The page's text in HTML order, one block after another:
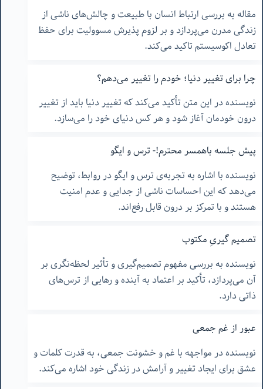
مقاله به بررسی ارتباط انسان با طبیعت و چالش‌های ناشی از
زندگی مدرن می‌پردازد و بر لزوم پذیرش مسوولیت برای حفظ
تعادل اکوسیستم تاکید می‌کند.
چرا برای تغییر دنیا؛ خودم را تغییر می‌دهم؟
نویسنده در این متن تأکید می‌کند که تغییر دنیا باید از تغییر
درون خودمان آغاز شود و هر کس دنیای خود را می‌سازد.
پیش جلسه باهمسر محترم!- ترس و ایگو
نویسنده با اشاره به تجربه‌ی ترس و ایگو در روابط، توضیح
می‌دهد که این احساسات ناشی از جدایی و عدم امنیت
هستند و با تمرکز بر درون قابل رفع‌اند.
تصمیم گیریِ مکتوب
نویسنده به بررسی مفهوم تصمیم‌گیری و تأثیر لحظه‌نگری بر
آن می‌پردازد، تأکید بر اعتماد به آینده و رهایی از ترس‌های
ذاتی دارد.
عبور از غم جمعی
نویسنده در مواجهه با غم و خشونت جمعی، به قدرت کلمات و
عشق برای ایجاد تغییر و آرامش در زندگی خود اشاره می‌کند.